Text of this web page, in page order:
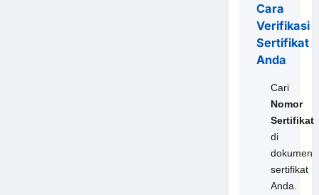
Cara
Verifikasi
Sertifikat
Anda
Cari
Nomor
Sertifikat
di
dokumen
sertifikat
Anda.